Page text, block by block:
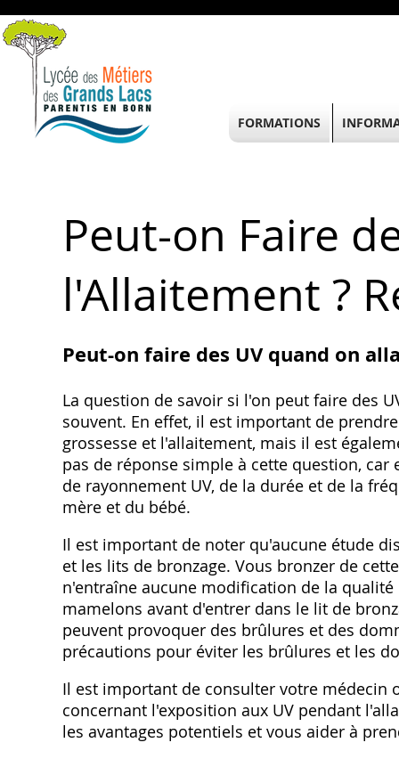
Peut-on Faire
l'Allaitement ?
Peut-on faire des UV quand on
La question de savoir si l'on peut faire des
souvent. En effet, il est important de
grossesse et l'allaitement, mais il est
pas de réponse simple à cette question,
de rayonnement UV, de la durée et de la
mère et du bébé.
Il est important de noter qu'aucune étude
et les lits de bronzage. Vous bronzer de
n'entraîne aucune modification de la
mamelons avant d'entrer dans le lit de
peuvent provoquer des brûlures et des
précautions pour éviter les brûlures et les
Il est important de consulter votre médecin
concernant l'exposition aux UV pendant
les avantages potentiels et vous aider à
FORMATIONS